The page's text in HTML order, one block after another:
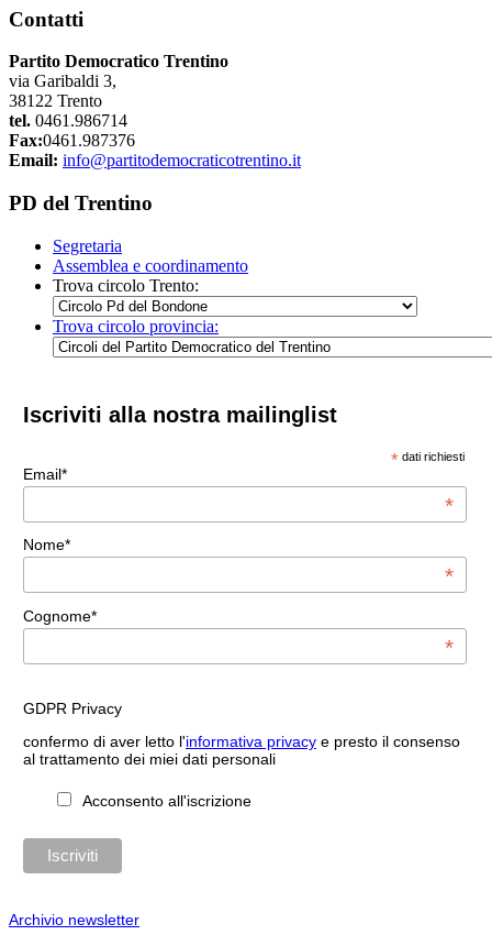
Contatti
Partito Democratico Trentino
via Garibaldi 3,
38122 Trento
tel. 0461.986714
Fax:0461.987376
Email: info@partitodemocraticotrentino.it
PD del Trentino
Segretaria
Assemblea e coordinamento
Trova circolo Trento:
Trova circolo provincia:
Iscriviti alla nostra mailinglist
* dati richiesti
Email*
*
Nome*
*
Cognome*
*
GDPR Privacy
confermo di aver letto l'informativa privacye presto il consenso
al trattamento dei miei dati personali
Acconsento all'iscrizione
Archivio newsletter